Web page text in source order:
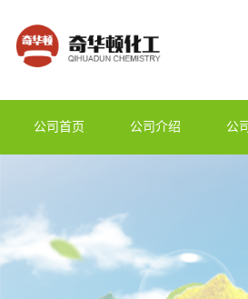
公司首页 公司介绍 公